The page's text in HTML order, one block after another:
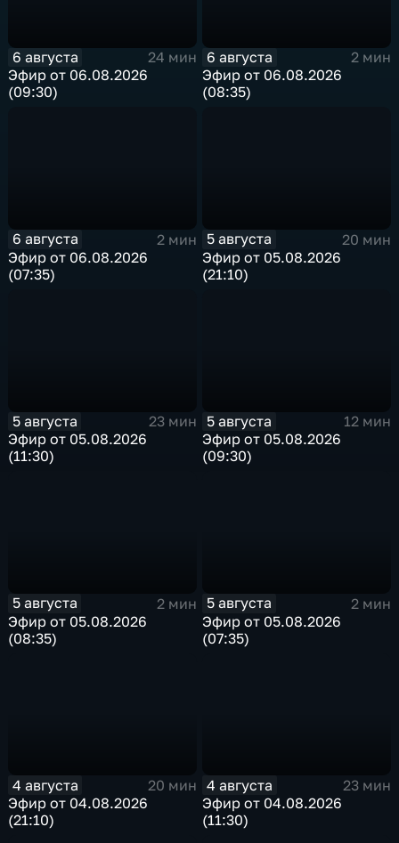
6 августа
24 мин
Эфир от 06.08.2026
(09:30)
6 августа
2 мин
Эфир от 06.08.2026
(08:35)
6 августа
2 мин
Эфир от 06.08.2026
(07:35)
5 августа
20 мин
Эфир от 05.08.2026
(21:10)
5 августа
23 мин
Эфир от 05.08.2026
(11:30)
5 августа
12 мин
Эфир от 05.08.2026
(09:30)
5 августа
2 мин
Эфир от 05.08.2026
(08:35)
5 августа
2 мин
Эфир от 05.08.2026
(07:35)
4 августа
20 мин
Эфир от 04.08.2026
(21:10)
4 августа
23 мин
Эфир от 04.08.2026
(11:30)